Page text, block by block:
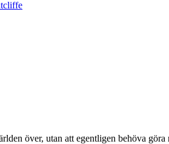
över, utan att egentligen behöva